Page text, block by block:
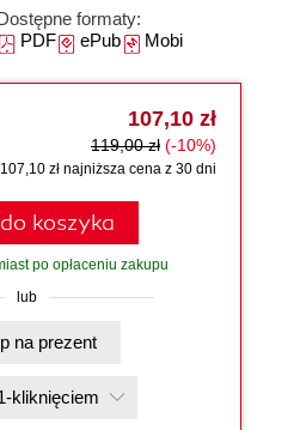
formaty:
PDFePubMobi
107,10 zł
119,00 zł (-10%)
107,10 zł najniższa cena z 30 dni
koszyka
po opłaceniu zakupu
lub
Kup na prezent
kliknięciem